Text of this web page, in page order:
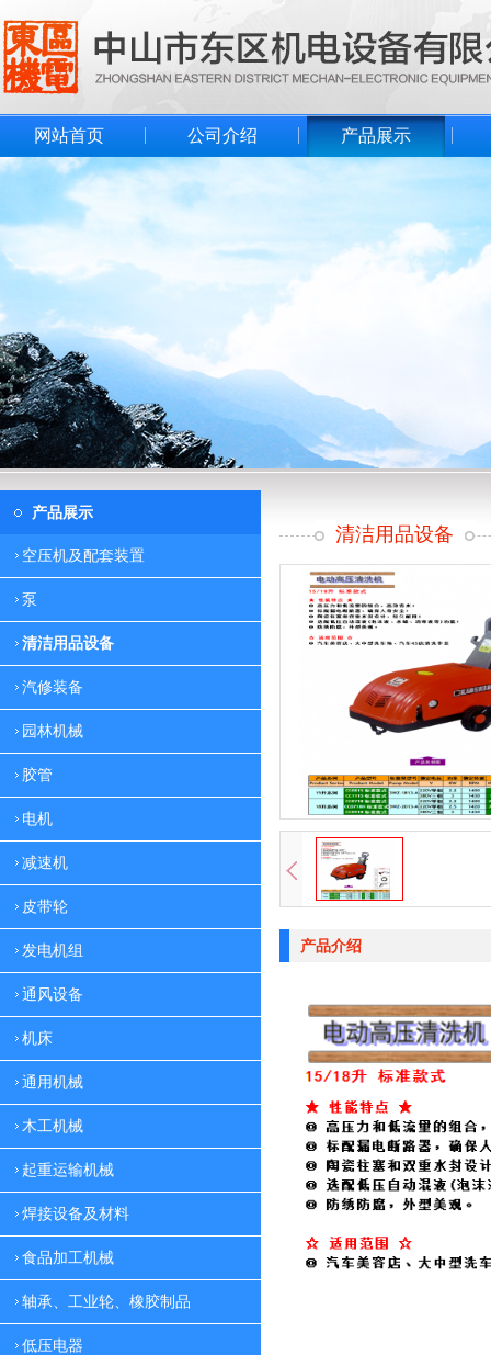
网站首页 公司介绍 产品展示
产品展示
空压机及配套装置
泵
清洁用品设备
汽修装备
园林机械
胶管
电机
减速机
皮带轮
发电机组
通风设备
机床
通用机械
木工机械
起重运输机械
焊接设备及材料
食品加工机械
轴承、工业轮、橡胶制品
低压电器
清洁用品设备
产品介绍